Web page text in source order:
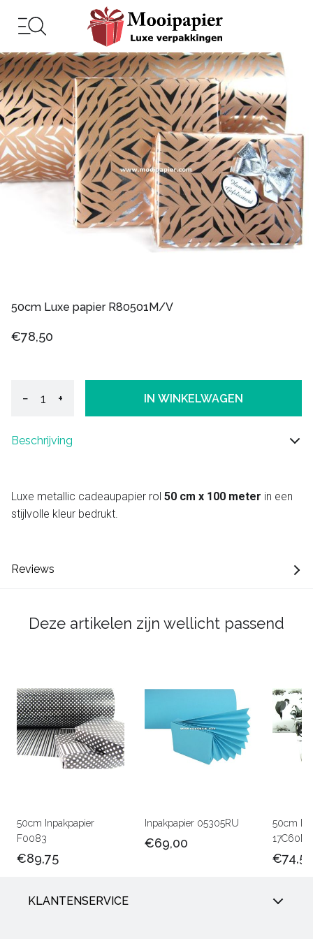
50cm Luxe papier R80501M/V
€78,50
− + IN WINKELWAGEN
Beschrijving
Luxe metallic cadeaupapier rol 50 cm x 100 meter in een
stijlvolle kleur bedrukt.
Reviews
Deze artikelen zijn wellicht passend
50cm Inpakpapier
F0083
€89,75
Inpakpapier 05305RU
€69,00
50cm
€74,50
KLANTENSERVICE